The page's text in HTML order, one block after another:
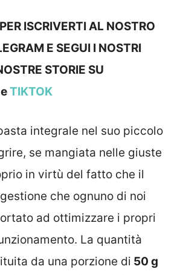
PER ISCRIVERTI AL NOSTRO
E SEGUI I NOSTRI
STORIE SU
eTIKTOK
integrale nel suo piccolo
se mangiata nelle giuste
in virtù del fatto che il
che ognuno di noi
ad ottimizzare i propri
La quantità
da una porzione di 50 g